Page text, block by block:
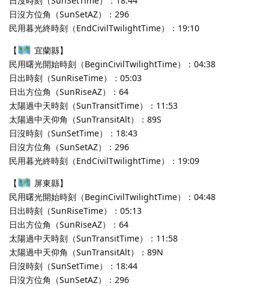
日沒方位角（SunSetAZ）：296
民用暮光終時刻（EndCivilTwilightTime）：19:10
【
宜蘭縣】
民用曙光開始時刻（BeginCivilTwilightTime）：04:38
日出時刻（SunRiseTime）：05:03
日出方位角（SunRiseAZ）：64
太陽過中天時刻（SunTransitTime）：11:53
太陽過中天仰角（SunTransitAlt）：89S
日沒時刻（SunSetTime）：18:43
日沒方位角（SunSetAZ）：296
民用暮光終時刻（EndCivilTwilightTime）：19:09
【
屏東縣】
民用曙光開始時刻（BeginCivilTwilightTime）：04:48
日出時刻（SunRiseTime）：05:13
日出方位角（SunRiseAZ）：64
太陽過中天時刻（SunTransitTime）：11:58
太陽過中天仰角（SunTransitAlt）：89N
日沒時刻（SunSetTime）：18:44
日沒方位角（SunSetAZ）：296